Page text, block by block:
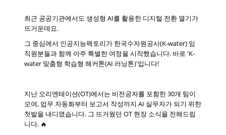
최근 공공기관에서도 생성형 AI를 활용한 디지털 전환 열기가
뜨거운데요.
그 중심에서 인공지능팩토리가 한국수자원공사(K-water) 임
직원분들과 함께 아주 특별한 여정을 시작했습니다. 바로 'K-
water 맞춤형 학습형 해커톤(AI 러닝톤)'입니다!
지난 오리엔테이션(OT)에서는 비전공자를 포함한 30개 팀이
모여, 업무 자동화부터 보고서 작성까지 AI 실무자가 되기 위한
첫발을 내디뎠습니다. 그 뜨거웠던 OT 현장 소식을 전해드립
니다. 🔥